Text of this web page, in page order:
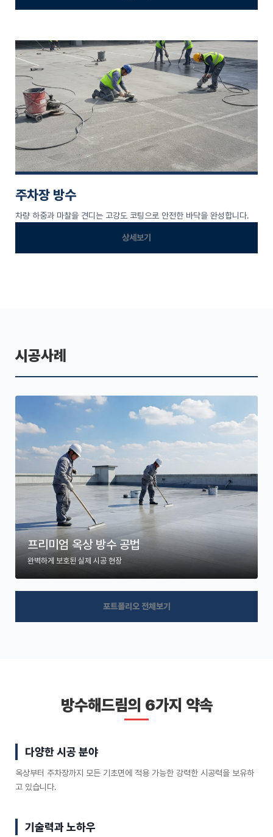
주차장 방수
차량 하중과 마찰을 견디는 고강도 코팅으로 안전한 바닥을 완성합니다.
상세보기
시공사례
프리미엄 옥상 방수 공법
완벽하게 보호된 실제 시공 현장
포트폴리오 전체보기
방수해드림의 6가지 약속
다양한 시공 분야
옥상부터 주차장까지 모든 기초면에 적용 가능한 강력한 시공력을 보유하
고 있습니다.
기술력과 노하우